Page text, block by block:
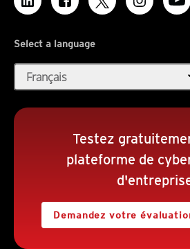
Select a language
Français
Testez
plateforme de
Demandez votre